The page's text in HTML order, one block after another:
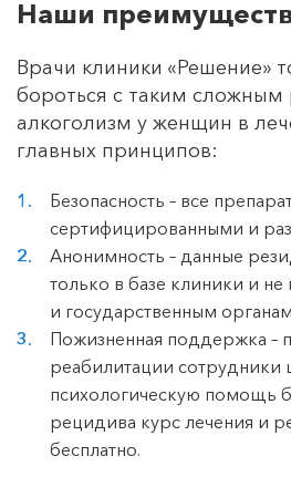
Наши
Врачи клиники «Решение»
бороться с таким сложным
алкоголизм у женщин в
главных принципов:
Безопасность – все
сертифицированными и
Анонимность – данные
только в базе клиники и
и государственным
Пожизненная поддержка –
реабилитации сотрудники
психологическую помощь
рецидива курс лечения и
бесплатно.